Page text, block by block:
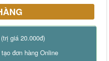
giá 20.000đ)
đơn hàng Online